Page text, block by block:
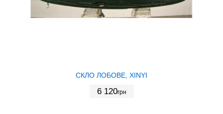
СКЛО ЛОБОВЕ, XINYI
6 120грн